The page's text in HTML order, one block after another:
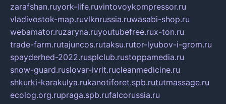
zarafshan.ruyork-life.ruvintovoykompressor.ru
vladivostok-map.ruvlknrussia.ruwasabi-shop.ru
webamator.ruzaryna.ruyoutubefree.rux-ton.ru
trade-farm.rutajuncos.rutaksu.rutor-lyubov-i-grom.ru
spayderhed-2022.rusplclub.rustoppamedia.ru
snow-guard.ruslovar-ivrit.rucleanmedicine.ru
shkurki-karakulya.rukanotiforet.spb.rututmassage.ru
ecolog.org.rupraga.spb.rufalcorussia.ru